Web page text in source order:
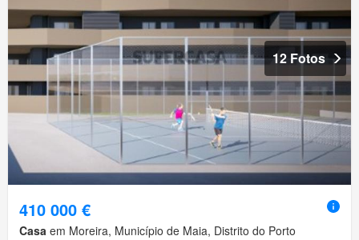
12 Fotos
410 000 €
Casa em Moreira, Município de Maia, Distrito do Porto